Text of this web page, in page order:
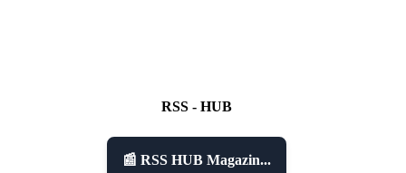
RSS - HUB
📰 RSS HUB Magazin...